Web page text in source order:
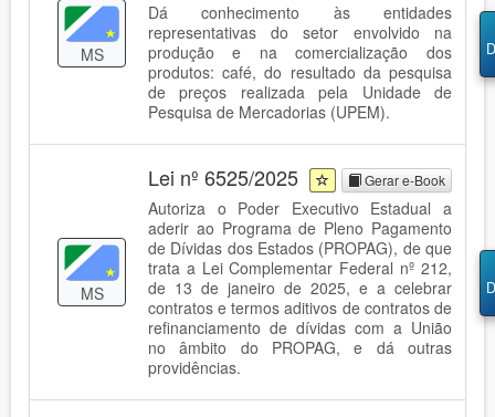
MS
Dá conhecimento às entidades
representativas do setor envolvido na
produção e na comercialização dos
produtos: café, do resultado da pesquisa
de preços realizada pela Unidade de
Pesquisa de Mercadorias (UPEM).
MS
Lei nº 6525/2025 Gerar e-Book
Autoriza o Poder Executivo Estadual a
aderir ao Programa de Pleno Pagamento
de Dívidas dos Estados (PROPAG), de que
trata a Lei Complementar Federal nº 212,
de 13 de janeiro de 2025, e a celebrar
contratos e termos aditivos de contratos de
refinanciamento de dívidas com a União
no âmbito do PROPAG, e dá outras
providências.